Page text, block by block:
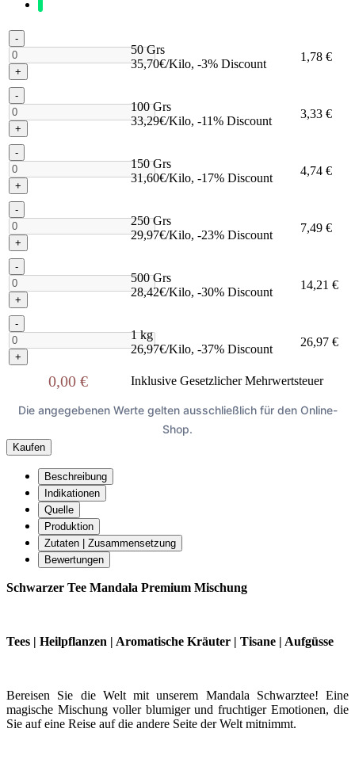
-
+
50 Grs
35,70€/Kilo, -3% Discount
1,78 €
-
+
100 Grs
33,29€/Kilo, -11% Discount
3,33 €
-
+
150 Grs
31,60€/Kilo, -17% Discount
4,74 €
-
+
250 Grs
29,97€/Kilo, -23% Discount
7,49 €
-
+
500 Grs
28,42€/Kilo, -30% Discount
14,21 €
-
+
1 kg
26,97€/Kilo, -37% Discount
26,97 €
0,00 € Inklusive Gesetzlicher Mehrwertsteuer
Die angegebenen Werte gelten ausschließlich für den Online-
Shop.
Kaufen
Beschreibung
Indikationen
Quelle
Produktion
Zutaten | Zusammensetzung
Bewertungen
Schwarzer Tee Mandala Premium Mischung
Tees | Heilpflanzen | Aromatische Kräuter | Tisane | Aufgüsse
Bereisen Sie die Welt mit unserem Mandala Schwarztee! Eine
magische Mischung voller blumiger und fruchtiger Emotionen, die
Sie auf eine Reise auf die andere Seite der Welt mitnimmt.